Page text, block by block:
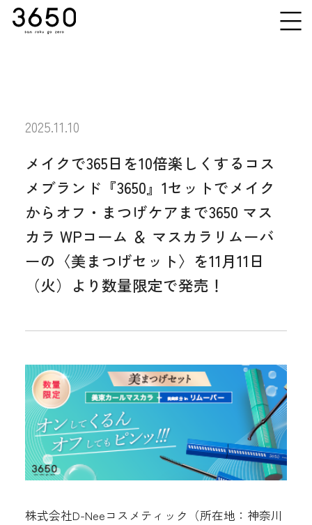
2025.11.10
メイクで365日を10倍楽しくするコス
メブランド『3650』1セットでメイク
からオフ・まつげケアまで3650 マス
カラ WPコーム ＆ マスカラリムーバ
ーの〈美まつげセット〉を11月11日
（火）より数量限定で発売！
株式会社D-Neeコスメティック（所在地：神奈川
アイライナー
マスカラ
オフ＆ケア
News
Q&A
Online Store